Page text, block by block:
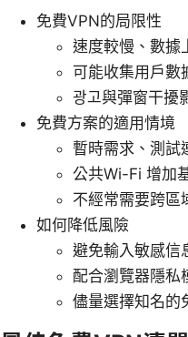
免費VPN的局限性
速度較慢、數據
可能收集用戶數
광고與彈窗干擾
免費方案的適用情境
暫時需求、測試
公共Wi-Fi 增加
不經常需要跨區
如何降低風險
避免輸入敏感信
配合瀏覽器隱私
儘量選擇知名的